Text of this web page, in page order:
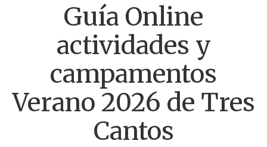
Guía Online
actividades y
campamentos
Verano 2026 de Tres
Cantos